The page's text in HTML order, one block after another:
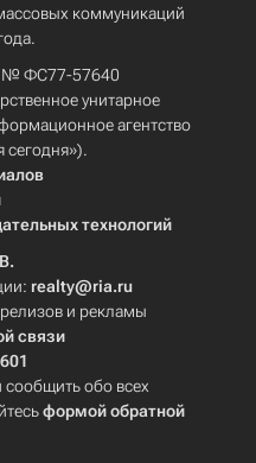
коммуникаций
№ ФС77-57640
унитарное
агентство
технологий
realty@ria.ru
и рекламы
связи
сообщить обо всех
формой обратной